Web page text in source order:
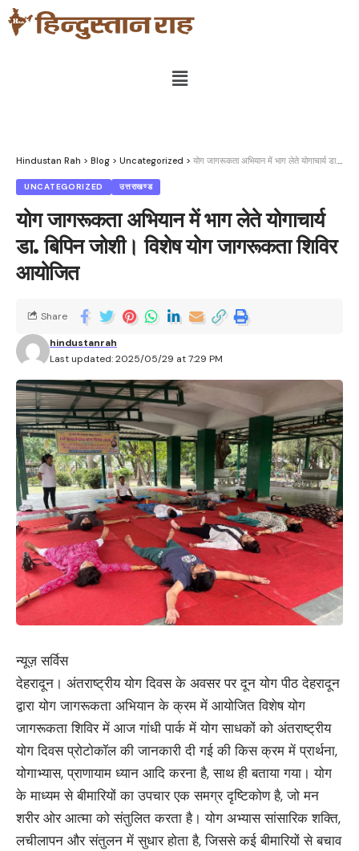
Hindustan Rah > Blog > Uncategorized > योग जागरूकता अभियान में भाग लेते योगाचार्य डा. बिपिन जोशी। विशेष योग जागरूकता शिविर आयोजित
UNCATEGORIZED उत्तराखण्ड
योग जागरूकता अभियान में भाग लेते योगाचार्य
डा. बिपिन जोशी। विशेष योग जागरूकता शिविर
आयोजित
Last updated: 2025/05/29 at 7:29 PM
hindustanrah
Share
न्यूज़ सर्विस
देहरादून। अंतराष्ट्रीय योग दिवस के अवसर पर दून योग पीठ देहरादून
द्वारा योग जागरूकता अभियान के क्रम में आयोजित विशेष योग
जागरूकता शिविर में आज गांधी पार्क में योग साधकों को अंतराष्ट्रीय
योग दिवस प्रोटोकॉल की जानकारी दी गई की किस क्रम में प्रार्थना,
योगाभ्यास, प्राणायाम ध्यान आदि करना है, साथ ही बताया गया। योग
के माध्यम से बीमारियों का उपचार एक समग्र दृष्टिकोण है, जो मन
शरीर ओर आत्मा को संतुलित करता है। योग अभ्यास सांसारिक शक्ति,
लचीलापन और संतुलन में सुधार होता है, जिससे कई बीमारियों से बचाव